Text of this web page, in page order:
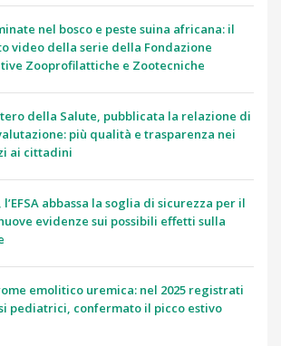
nel bosco e peste suina africana: il
video della serie della Fondazione
Zooprofilattiche e Zootecniche
della Salute, pubblicata la relazione di
più qualità e trasparenza nei
ai cittadini
l’EFSA abbassa la soglia di sicurezza per il
evidenze sui possibili effetti sulla
emolitico uremica: nel 2025 registrati
pediatrici, confermato il picco estivo